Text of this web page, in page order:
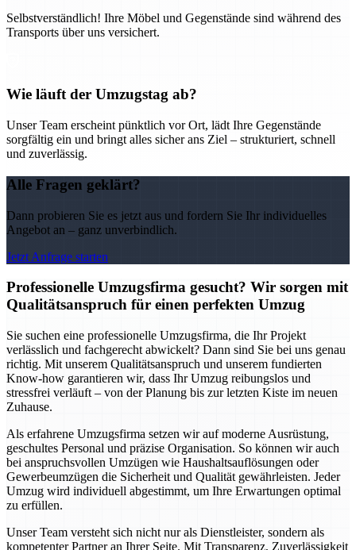
Selbstverständlich! Ihre Möbel und Gegenstände sind während des
Transports über uns versichert.
Wie läuft der Umzugstag ab?
Unser Team erscheint pünktlich vor Ort, lädt Ihre Gegenstände
sorgfältig ein und bringt alles sicher ans Ziel – strukturiert, schnell
und zuverlässig.
Alle Fragen geklärt?
Dann probieren Sie es jetzt aus und fordern Sie Ihr individuelles
Angebot an – ganz unverbindlich.
Jetzt Anfrage starten
Professionelle Umzugsfirma gesucht? Wir sorgen mit
Qualitätsanspruch für einen perfekten Umzug
Sie suchen eine professionelle Umzugsfirma, die Ihr Projekt
verlässlich und fachgerecht abwickelt? Dann sind Sie bei uns genau
richtig. Mit unserem Qualitätsanspruch und unserem fundierten
Know-how garantieren wir, dass Ihr Umzug reibungslos und
stressfrei verläuft – von der Planung bis zur letzten Kiste im neuen
Zuhause.
Als erfahrene Umzugsfirma setzen wir auf moderne Ausrüstung,
geschultes Personal und präzise Organisation. So können wir auch
bei anspruchsvollen Umzügen wie Haushaltsauflösungen oder
Gewerbeumzügen die Sicherheit und Qualität gewährleisten. Jeder
Umzug wird individuell abgestimmt, um Ihre Erwartungen optimal
zu erfüllen.
Unser Team versteht sich nicht nur als Dienstleister, sondern als
kompetenter Partner an Ihrer Seite. Mit Transparenz, Zuverlässigkeit